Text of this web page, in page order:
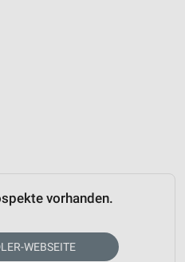
vorhanden.
WEBSEITE